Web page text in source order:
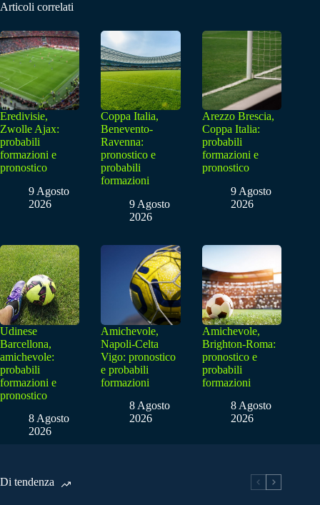
Articoli correlati
Eredivisie,
Zwolle Ajax:
probabili
formazioni e
pronostico
9 Agosto
2026
Coppa Italia,
Benevento-
Ravenna:
pronostico e
probabili
formazioni
9 Agosto
2026
Arezzo Brescia,
Coppa Italia:
probabili
formazioni e
pronostico
9 Agosto
2026
Udinese
Barcellona,
amichevole:
probabili
formazioni e
pronostico
8 Agosto
2026
Amichevole,
Napoli-Celta
Vigo: pronostico
e probabili
formazioni
8 Agosto
2026
Amichevole,
Brighton-Roma:
pronostico e
probabili
formazioni
8 Agosto
2026
Di tendenza